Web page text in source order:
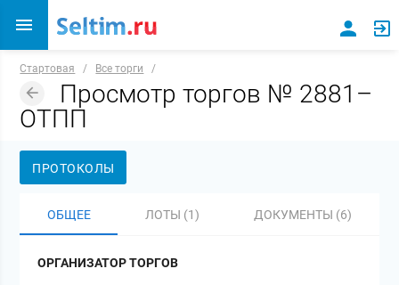
Стартовая / Все торги /
Просмотр торгов № 2881–
ОТПП
ПРОТОКОЛЫ
ОБЩЕЕ ЛОТЫ (1) ДОКУМЕНТЫ (6)
ОРГАНИЗАТОР ТОРГОВ